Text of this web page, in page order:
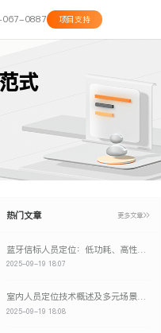
0887 项目支持
式
热门文章 更多文章
蓝牙信标人员定位：低功耗、高性价比的区域感知解决方案
2025-09-19 18:07
室内人员定位技术概述及多元场景应用效益
2025-09-19 18:08